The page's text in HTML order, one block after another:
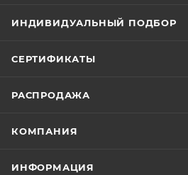
ИНДИВИДУАЛЬНЫЙ ПОДБОР
СЕРТИФИКАТЫ
РАСПРОДАЖА
КОМПАНИЯ
ИНФОРМАЦИЯ